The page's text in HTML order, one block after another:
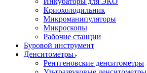
Криохолодильник
Микроманипуляторы
Микроскопы
Рабочие станции
Буровой инструмент
Денситометры
Рентгеновские денситометры